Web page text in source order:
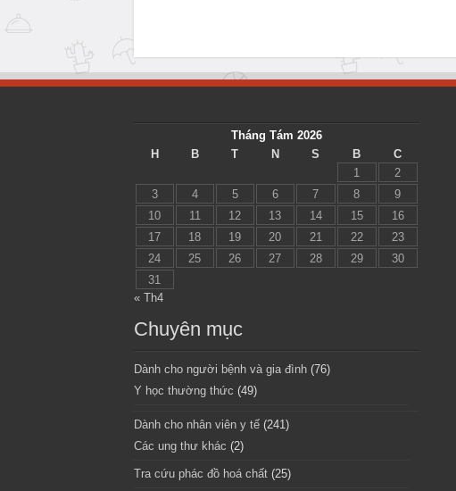
Tháng Tám 2026
H
B T N S B
C
1
2
3
4 5 6 7 8
9
10
11 12 13 14 15
16
17
18 19 20 21 22
23
24
25 26 27 28 29
30
31
« Th4
Chuyên mục
Dành cho người bệnh và gia đình(76)
Y học thường thức (49)
Dành cho nhân viên y tế(241)
Các ung thư khác (2)
Tra cứu phác đồ hoá chất(25)